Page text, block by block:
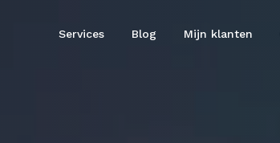
Services Blog Mijn klanten